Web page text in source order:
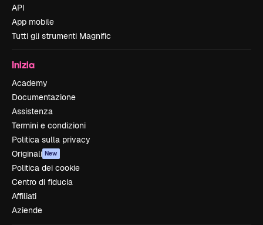
API
App mobile
Tutti gli strumenti Magnific
Inizia
Academy
Documentazione
Assistenza
Termini e condizioni
Politica sulla privacy
Originali New
Politica dei cookie
Centro di fiducia
Affiliati
Aziende